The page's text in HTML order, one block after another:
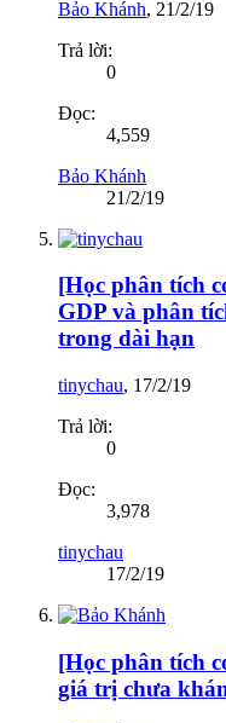
Bảo Khánh, 21/2/19
Trả lời:
0
Đọc:
4,559
Bảo Khánh
21/2/19
[Học phân tích
GDP và phân
trong dài hạn
tinychau, 17/2/19
Trả lời:
0
Đọc:
3,978
tinychau
17/2/19
[Học phân tích
giá trị chưa